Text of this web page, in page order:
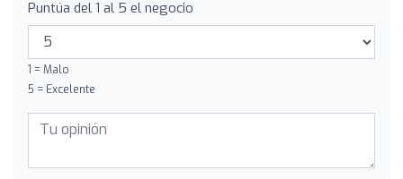
Puntúa del 1 al 5 el negocio
1 = Malo
5 = Excelente